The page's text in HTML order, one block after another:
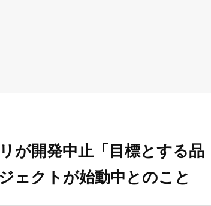
が開発中止「目標とする品
ェクトが始動中とのこと